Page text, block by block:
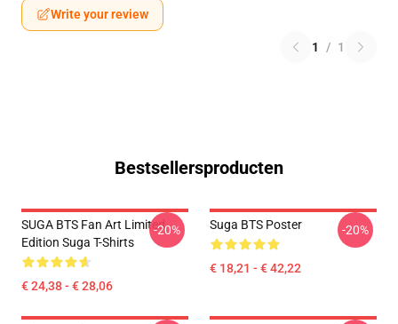
Write your review
1 / 1
Bestsellersproducten
SUGA BTS Fan Art Limited
Edition Suga T-Shirts
€ 24,38 - € 28,06
-20% Suga BTS Poster
€ 18,21 - € 42,22
-20%